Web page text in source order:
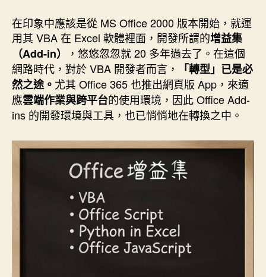
者
佈
日
期
在印象中應該是從 MS Office 2000 版本開始，就運
用其 VBA 在 Excel 軟體裡面，開發所謂的增益集
（Add-in）
，悠悠忽忽就 20 多年過去了。在這個
網路時代，對於 VBA 開發者而言，
「轉型」已是必
然之途。 尤其 Office 365 也推出網頁版 App，來適
應雲端作業與跨平台的使用環境，因此 Office Add-
ins 的開發環境與工具，也已悄悄地在轉換之中。